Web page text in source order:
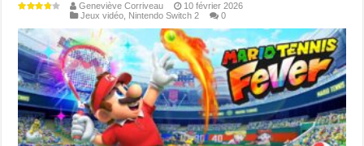
Geneviève Corriveau
10 février 2026
Jeux vidéo, Nintendo Switch 2 0